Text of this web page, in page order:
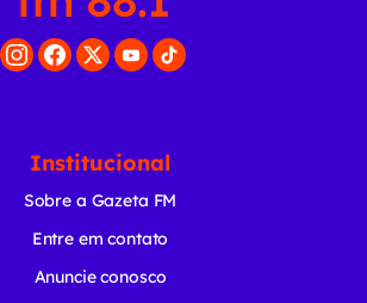
Institucional
Sobre a Gazeta FM
Entre em contato
Anuncie conosco